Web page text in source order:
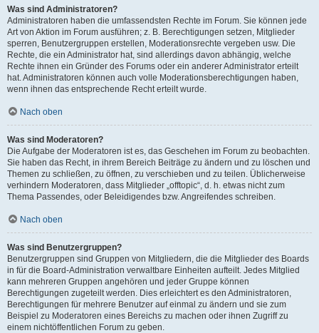
Was sind Administratoren?
Administratoren haben die umfassendsten Rechte im Forum. Sie können jede
Art von Aktion im Forum ausführen; z. B. Berechtigungen setzen, Mitglieder
sperren, Benutzergruppen erstellen, Moderationsrechte vergeben usw. Die
Rechte, die ein Administrator hat, sind allerdings davon abhängig, welche
Rechte ihnen ein Gründer des Forums oder ein anderer Administrator erteilt
hat. Administratoren können auch volle Moderationsberechtigungen haben,
wenn ihnen das entsprechende Recht erteilt wurde.
Nach oben
Was sind Moderatoren?
Die Aufgabe der Moderatoren ist es, das Geschehen im Forum zu beobachten.
Sie haben das Recht, in ihrem Bereich Beiträge zu ändern und zu löschen und
Themen zu schließen, zu öffnen, zu verschieben und zu teilen. Üblicherweise
verhindern Moderatoren, dass Mitglieder „offtopic“, d. h. etwas nicht zum
Thema Passendes, oder Beleidigendes bzw. Angreifendes schreiben.
Nach oben
Was sind Benutzergruppen?
Benutzergruppen sind Gruppen von Mitgliedern, die die Mitglieder des Boards
in für die Board-Administration verwaltbare Einheiten aufteilt. Jedes Mitglied
kann mehreren Gruppen angehören und jeder Gruppe können
Berechtigungen zugeteilt werden. Dies erleichtert es den Administratoren,
Berechtigungen für mehrere Benutzer auf einmal zu ändern und sie zum
Beispiel zu Moderatoren eines Bereichs zu machen oder ihnen Zugriff zu
einem nichtöffentlichen Forum zu geben.